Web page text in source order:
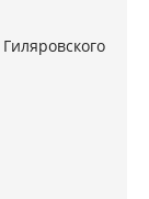
Гиляровского